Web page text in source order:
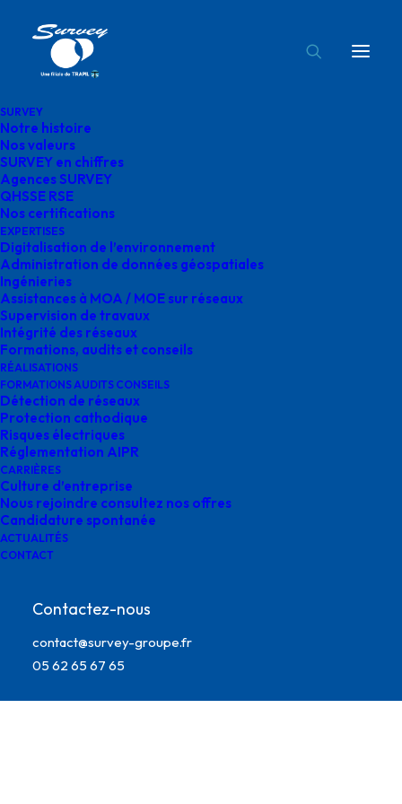
SURVEY
Notre histoire
Nos valeurs
SURVEY en chiffres
Agences SURVEY
QHSSE RSE
Nos certifications
EXPERTISES
Digitalisation de l’environnement
Administration de données géospatiales
Ingénieries
Assistances à MOA / MOE sur réseaux
Supervision de travaux
Intégrité des réseaux
Formations, audits et conseils
RÉALISATIONS
FORMATIONS AUDITS CONSEILS
Détection de réseaux
Protection cathodique
Risques électriques
Réglementation AIPR
CARRIÈRES
Culture d’entreprise
Nous rejoindre consultez nos offres
Candidature spontanée
ACTUALITÉS
CONTACT
Contactez-nous
contact@survey-groupe.fr
05 62 65 67 65
Accueil
expertise
aeronautique survey